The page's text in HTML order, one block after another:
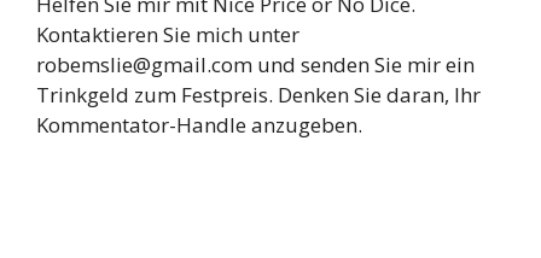
Kontaktieren Sie mich unter
robemslie@gmail.com und senden Sie mir ein
Trinkgeld zum Festpreis. Denken Sie daran, Ihr
Kommentator-Handle anzugeben.